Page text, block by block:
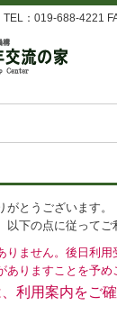
：019-688-4221
とうございます。
下の点に従って
ません。後日利用
りますことを予め
利用案内をご確